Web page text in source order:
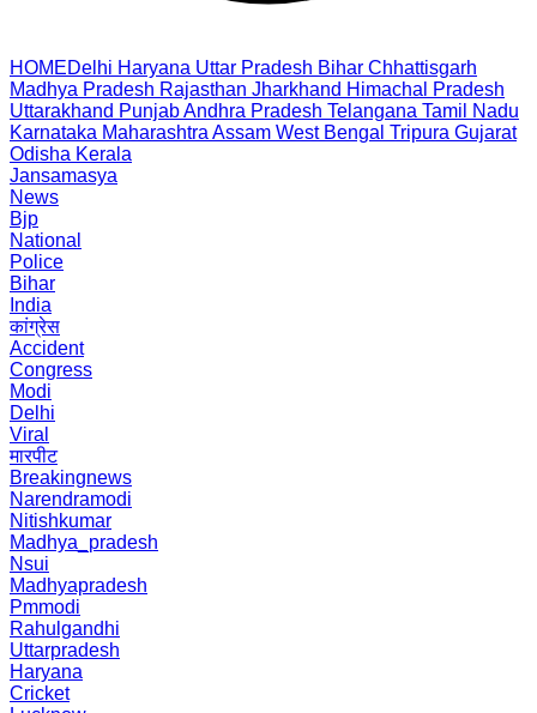
HOMEDelhi Haryana Uttar Pradesh Bihar Chhattisgarh
Madhya Pradesh Rajasthan Jharkhand Himachal Pradesh
Uttarakhand PunjabAndhra Pradesh Telangana Tamil Nadu
Karnataka Maharashtra Assam West Bengal Tripura Gujarat
Odisha Kerala
Jansamasya
News
Bjp
National
Police
Bihar
India
कांग्रेस
Accident
Congress
Modi
Delhi
Viral
मारपीट
Breakingnews
Narendramodi
Nitishkumar
Madhya_pradesh
Nsui
Madhyapradesh
Pmmodi
Rahulgandhi
Uttarpradesh
Haryana
Cricket